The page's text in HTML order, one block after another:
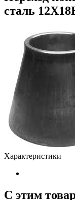
сталь
Характеристики
С этим